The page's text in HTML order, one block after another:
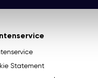
Statement